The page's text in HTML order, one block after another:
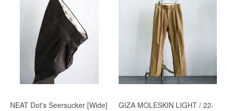
NEAT Dot's Seersucker [Wide]
GIZA MOLESKIN LIGHT / 22-